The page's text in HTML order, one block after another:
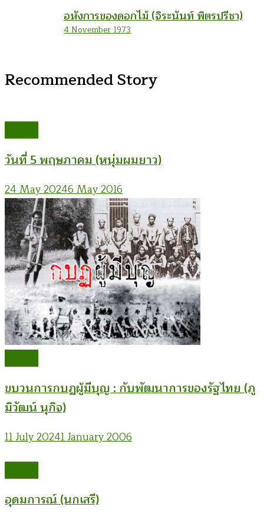
อหังการของดอกไม้ (จิระนันท์ พิตรปรีชา)
4 November 1973
Recommended Story
วันที่ 5 พฤษภาคม (หนุ่มผมยาว)
24 May 20246 May 2016
ขบวนการกบฏผู้มีบุญ : กับพัฒนาการของรัฐไทย (ภู
มิวัฒน์ นุกิจ)
11 July 20241 January 2006
อุดมการณ์ (นกเสรี)